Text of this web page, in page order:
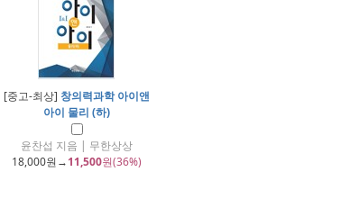
[중고-최상] 창의력과학 아이앤
아이 물리 (하)
윤찬섭 지음 | 무한상상
18,000원→11,500원(36%)